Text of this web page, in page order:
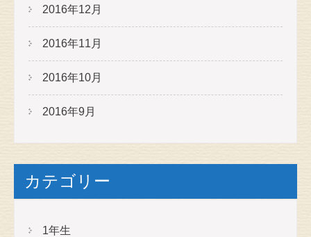
2016年12月
2016年11月
2016年10月
2016年9月
カテゴリー
1年生